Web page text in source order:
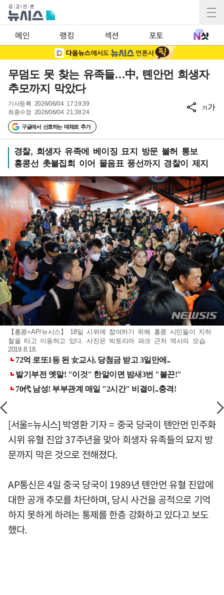
메인 랭킹 섹션 포토
무덤도 못 찾는 유족들…中, 톈안먼 희생자
추모까지 막았다
기사등록 2026/06/04 17:19:39
최종수정 2026/06/04 21:38:24
구글에서 선호하는 매체로 추가
가가
경찰, 희생자 유족에 베이징 묘지 방문 불허 통보
홍콩선 촛불집회 이어 물음표 풍선까지 경찰이 제지
【홍콩=AP/뉴시스】 18일 시위에 참여하기 위해 홍콩 시민들이 지하
철을 타고 이동하고 있다. 사진은 빅토리아 파크 근처 역사의 모습.
2019.8.18.
[서울=뉴시스] 박영환 기자 = 중국 당국이 톈안먼 민주화
시위 유혈 진압 37주년을 맞아 희생자 유족들의 묘지 방
문까지 막은 것으로 전해졌다.
AP통신은 4일 중국 당국이 1989년 톈안먼 유혈 진압에
대한 공개 추모를 차단하며, 당시 사건을 공적으로 기억
하지 못하게 하려는 통제를 한층 강화하고 있다고 보도
했다.